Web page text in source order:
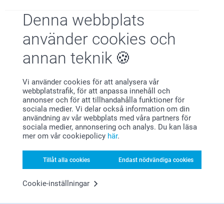
Denna webbplats
använder cookies och
annan teknik
Vi använder cookies för att analysera vår
webbplatstrafik, för att anpassa innehåll och
annonser och för att tillhandahålla funktioner för
sociala medier. Vi delar också information om din
användning av vår webbplats med våra partners för
sociala medier, annonsering och analys. Du kan läsa
mer om vår cookiepolicy här.
Tillåt alla cookies Endast nödvändiga cookies
Cookie-inställningar
lägga till en personlig hälsning där du tackar dem för att de
ville dela dagen med er och för eventuella
Fotobok till det nydöpta barnet
och en fotobok är det perfekta sättet att föreviga den här
dagen på.
Skapa en vacker dopbok med bilder från ceremonin, på den
stolta familjen och gudföräldrarna, och alla dekorationer
och doppresenter.
Lägg till text som beskriver viktiga ögonblick. En fotobok
från dopet blir ett varaktigt minne som barnet och familjen
andra finaprodukter för dop